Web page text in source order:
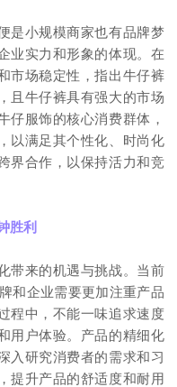
是小规模商家也有品牌梦
业实力和形象的体现。在
市场稳定性，指出牛仔裤
且牛仔裤具有强大的市场
仔服饰的核心消费群体，
以满足其个性化、时尚化
界合作，以保持活力和竞
胜利
带来的机遇与挑战。当前
和企业需要更加注重产品
程中，不能一味追求速度
用户体验。产品的精细化
入研究消费者的需求和习
提升产品的舒适度和耐用